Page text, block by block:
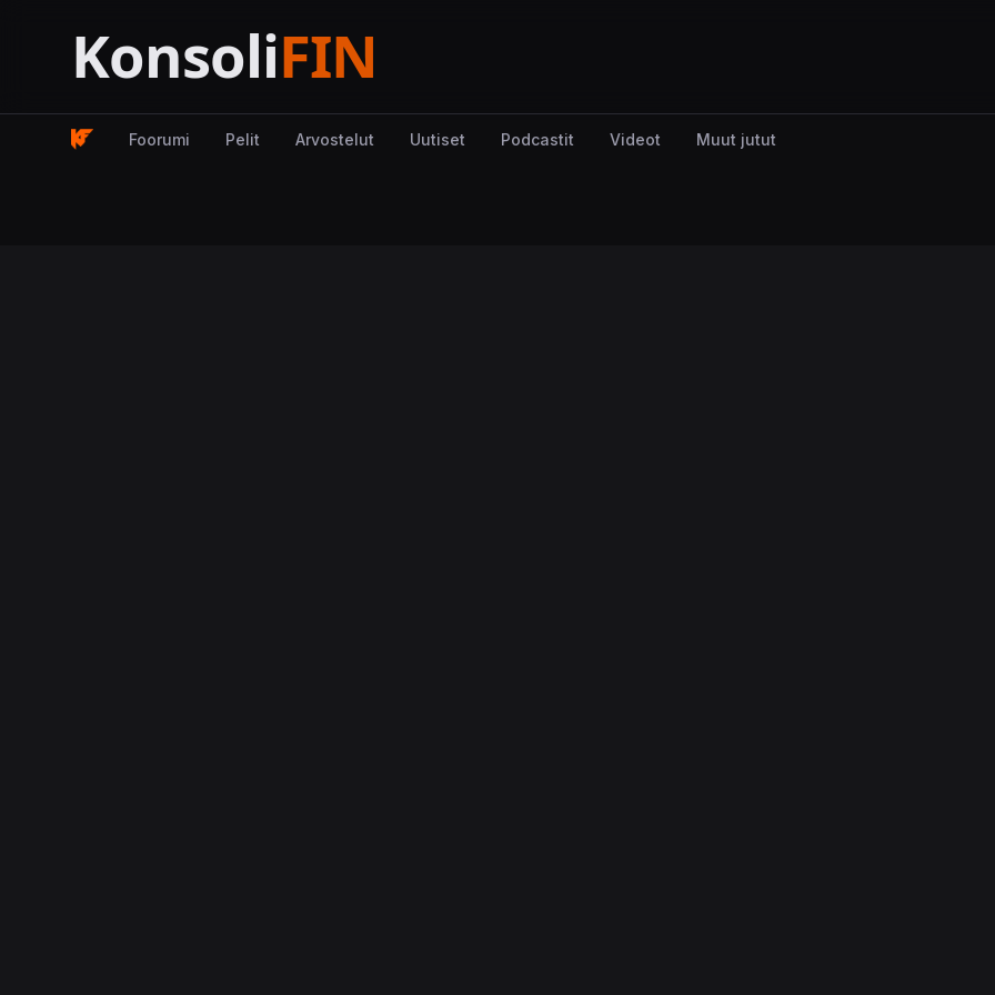
Foorumi Pelit Arvostelut Uutiset Podcastit Videot Muut jutut